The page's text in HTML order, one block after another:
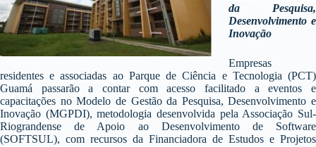
da Pesquisa,
Desenvolvimento e
Inovação
Empresas
residentes e associadas ao Parque de Ciência e Tecnologia (PCT)
Guamá passarão a contar com acesso facilitado a eventos e
capacitações no Modelo de Gestão da Pesquisa, Desenvolvimento e
Inovação (MGPDI), metodologia desenvolvida pela Associação Sul-
Riograndense de Apoio ao Desenvolvimento de Software
(SOFTSUL), com recursos da Financiadora de Estudos e Projetos